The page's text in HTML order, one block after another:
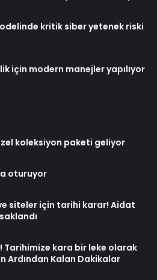
kritik siber yetenek riski
için modern manejler yapılıyor
koleksiyon paketi geliyor
oturuyor
siteler için tarihi karar! Aidat
Tarihimize kara bir leke olarak
Ardından Kalan Dakikalar